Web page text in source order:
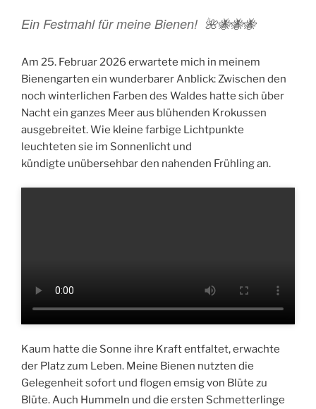
Ein Festmahl für meine Bienen! 🌺🐝🐝🐝
Am 25. Februar 2026 erwartete mich in meinem
Bienengarten ein wunderbarer Anblick: Zwischen den
noch winterlichen Farben des Waldes hatte sich über
Nacht ein ganzes Meer aus blühenden Krokussen
ausgebreitet. Wie kleine farbige Lichtpunkte
leuchteten sie im Sonnenlicht und
kündigte unübersehbar den nahenden Frühling an.
Kaum hatte die Sonne ihre Kraft entfaltet, erwachte
der Platz zum Leben. Meine Bienen nutzten die
Gelegenheit sofort und flogen emsig von Blüte zu
Blüte. Auch Hummeln und die ersten Schmetterlinge